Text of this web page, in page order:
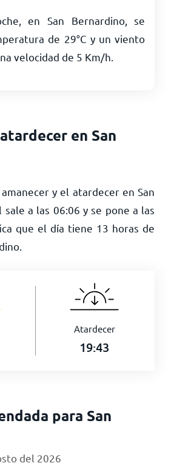
en San Bernardino, se
de 29°C y un viento
velocidad de 5 Km/h
en San
y el atardecer en San
sale a las 06:06 y se pone a las
que el día tiene 13 horas de
Atardecer
19:43
para San
del 2026